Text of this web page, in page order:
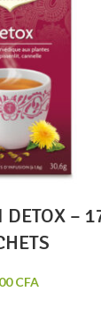
–
CFA